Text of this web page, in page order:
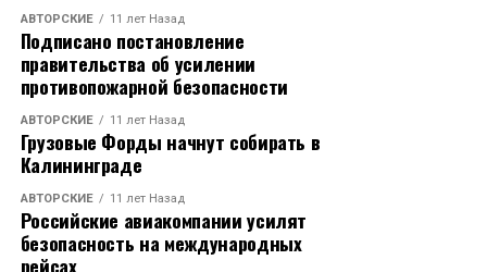
АВТОРСКИЕ 11 лет Назад
Подписано постановление
правительства об усилении
противопожарной безопасности
АВТОРСКИЕ 11 лет Назад
Грузовые Форды начнут собирать в
Калининграде
АВТОРСКИЕ 11 лет Назад
Российские авиакомпании усилят
безопасность на международных
рейсах